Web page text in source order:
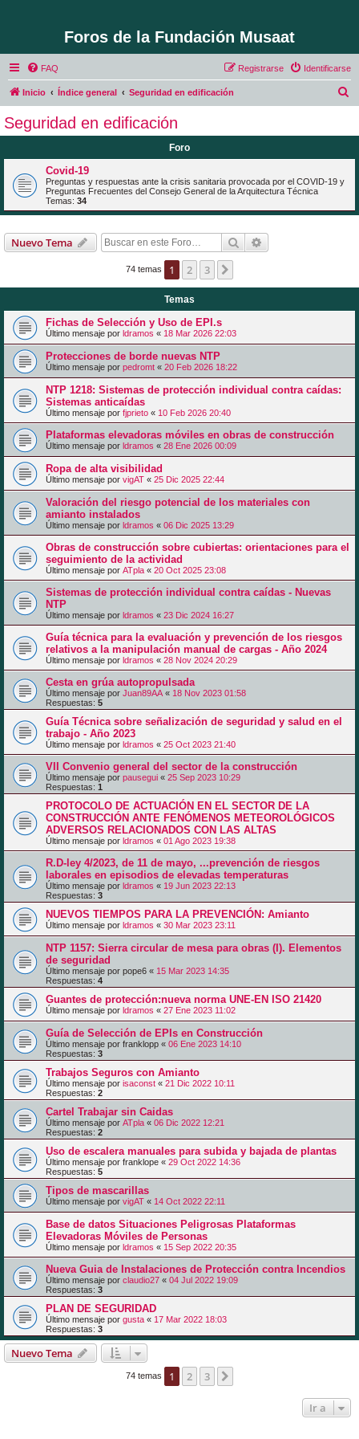
Foros de la Fundación Musaat
FAQ Identificarse
Registrarse
Inicio Índice general Seguridad en edificación
Seguridad en edificación
Foro
Covid-19
Preguntas y respuestas ante la crisis sanitaria provocada por el COVID-19 y
Preguntas Frecuentes del Consejo General de la Arquitectura Técnica
Temas: 34
Nuevo Tema Buscar
74 temas 1 2 3
Temas
Fichas de Selección y Uso de EPI.s
Último mensaje por ldramos « 18 Mar 2026 22:03
Protecciones de borde nuevas NTP
Último mensaje por pedromt « 20 Feb 2026 18:22
NTP 1218: Sistemas de protección individual contra caídas:
Sistemas anticaídas
Último mensaje por fjprieto « 10 Feb 2026 20:40
Plataformas elevadoras móviles en obras de construcción
Último mensaje por ldramos « 28 Ene 2026 00:09
Ropa de alta visibilidad
Último mensaje por vigAT « 25 Dic 2025 22:44
Valoración del riesgo potencial de los materiales con
amianto instalados
Último mensaje por ldramos « 06 Dic 2025 13:29
Obras de construcción sobre cubiertas: orientaciones para el
seguimiento de la actividad
Último mensaje por ATpla « 20 Oct 2025 23:08
Sistemas de protección individual contra caídas - Nuevas
NTP
Último mensaje por ldramos « 23 Dic 2024 16:27
Guía técnica para la evaluación y prevención de los riesgos
relativos a la manipulación manual de cargas - Año 2024
Último mensaje por ldramos « 28 Nov 2024 20:29
Cesta en grúa autopropulsada
Último mensaje por Juan89AA « 18 Nov 2023 01:58
Respuestas: 5
Guía Técnica sobre señalización de seguridad y salud en el
trabajo - Año 2023
Último mensaje por ldramos « 25 Oct 2023 21:40
VII Convenio general del sector de la construcción
Último mensaje por pausegui « 25 Sep 2023 10:29
Respuestas: 1
PROTOCOLO DE ACTUACIÓN EN EL SECTOR DE LA
CONSTRUCCIÓN ANTE FENÓMENOS METEOROLÓGICOS
ADVERSOS RELACIONADOS CON LAS ALTAS
Último mensaje por ldramos « 01 Ago 2023 19:38
R.D-ley 4/2023, de 11 de mayo, ...prevención de riesgos
laborales en episodios de elevadas temperaturas
Último mensaje por ldramos « 19 Jun 2023 22:13
Respuestas: 3
NUEVOS TIEMPOS PARA LA PREVENCIÓN: Amianto
Último mensaje por ldramos « 30 Mar 2023 23:11
NTP 1157: Sierra circular de mesa para obras (I). Elementos
de seguridad
Último mensaje por pope6 « 15 Mar 2023 14:35
Respuestas: 4
Guantes de protección:nueva norma UNE-EN ISO 21420
Último mensaje por ldramos « 27 Ene 2023 11:02
Guía de Selección de EPIs en Construcción
Último mensaje por franklopp « 06 Ene 2023 14:10
Respuestas: 3
Trabajos Seguros con Amianto
Último mensaje por isaconst « 21 Dic 2022 10:11
Respuestas: 2
Cartel Trabajar sin Caidas
Último mensaje por ATpla « 06 Dic 2022 12:21
Respuestas: 2
Uso de escalera manuales para subida y bajada de plantas
Último mensaje por franklope « 29 Oct 2022 14:36
Respuestas: 5
Tipos de mascarillas
Último mensaje por vigAT « 14 Oct 2022 22:11
Base de datos Situaciones Peligrosas Plataformas
Elevadoras Móviles de Personas
Último mensaje por ldramos « 15 Sep 2022 20:35
Nueva Guia de Instalaciones de Protección contra Incendios
Último mensaje por claudio27 « 04 Jul 2022 19:09
Respuestas: 3
PLAN DE SEGURIDAD
Último mensaje por gusta « 17 Mar 2022 18:03
Respuestas: 3
Nuevo Tema
74 temas 1 2 3
Ir a